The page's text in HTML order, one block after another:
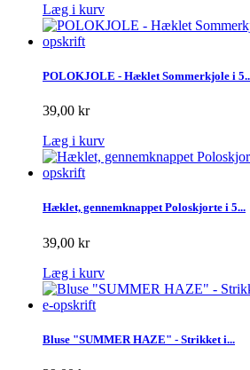
Læg i kurv
POLOKJOLE - Hæklet Sommerkjole i
39,00 kr
Læg i kurv
Hæklet, gennemknappet Poloskjorte i 5...
39,00 kr
Læg i kurv
Bluse "SUMMER HAZE" - Strikket i...